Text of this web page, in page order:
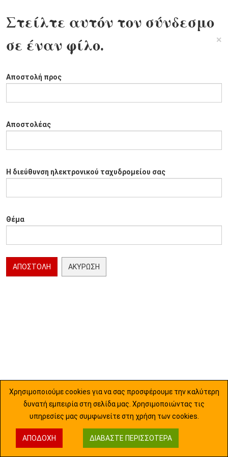
Στείλτε αυτόν τον σύνδεσμο
σε έναν φίλο.
×
Αποστολή προς
Αποστολέας
Η διεύθυνση ηλεκτρονικού ταχυδρομείου σας
Θέμα
ΑΠΟΣΤΟΛΉ ΑΚΎΡΩΣΗ
Χρησιμοποιούμε cookies για να σας προσφέρουμε την καλύτερη
δυνατή εμπειρία στη σελίδα μας. Χρησιμοποιώντας τις
υπηρεσίες μας συμφωνείτε στη χρήση των cookies.
ΑΠΟΔΟΧΉ ΔΙΑΒΆΣΤΕ ΠΕΡΙΣΣΌΤΕΡΑ